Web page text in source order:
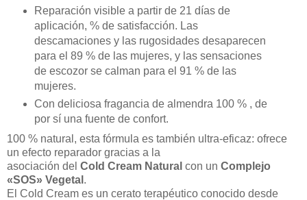
Reparación visible a partir de 21 días de
aplicación, % de satisfacción. Las
descamaciones y las rugosidades desaparecen
para el 89 % de las mujeres, y las sensaciones
de escozor se calman para el 91 % de las
mujeres.
Con deliciosa fragancia de almendra 100 % , de
por sí una fuente de confort.
100 % natural, esta fórmula es también ultra-eficaz: ofrece
un efecto reparador gracias a la
asociación del Cold Cream Natural con un Complejo
«SOS» Vegetal .
El Cold Cream es un cerato terapéutico conocido desde